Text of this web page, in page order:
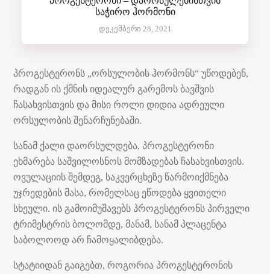
საჭირო ჰორმონი
დეკემბერი 28, 2021
პროგესტერონს „ორსულობის ჰორმონს“ უწოდებენ,
რადგან ის ქმნის იდეალურ გარემოს ბავშვის
ჩასახვისთვის და მისი როლი დიდია ადრეული
ორსულობის შენარჩუნებაში.
სანამ ქალი დაორსულდება, პროგესტერონი
ეხმარება საშვილოსნოს მომზადებას ჩასახვისთვის.
ოვულაციის შემდეგ, საკვერცხეზე წარმოიქმნება
უჯრედების მასა, რომელსაც ეწოდება ყვითელი
სხეული. ის გამოიმუშავებს პროგესტერონს პირველი
ტრიმესტრის ბოლომდე, მანამ, სანამ პლაცენტა
საბოლოოდ არ ჩამოყალიბდება.
სტატიიდან გაიგებთ, როგორია პროგესტერონის